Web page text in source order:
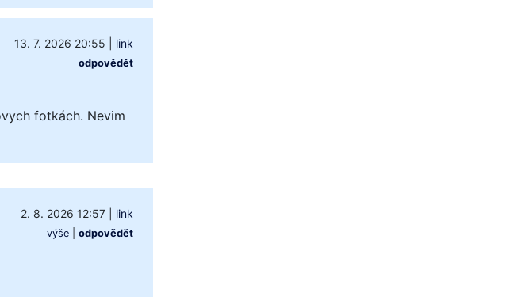
13. 7. 2026 20:55 link
odpovědět
fotkách. Nevim
2. 8. 2026 12:57| link
výše| odpovědět